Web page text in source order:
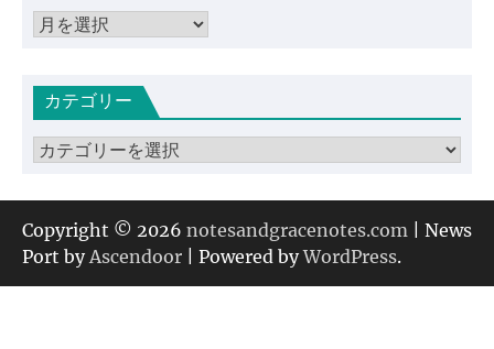
ア
イカテゴリー
カ
ゴ
リ
ー
Copyright © 2026 notesandgracenotes.com | News
Port byAscendoor | Powered byWordPress.